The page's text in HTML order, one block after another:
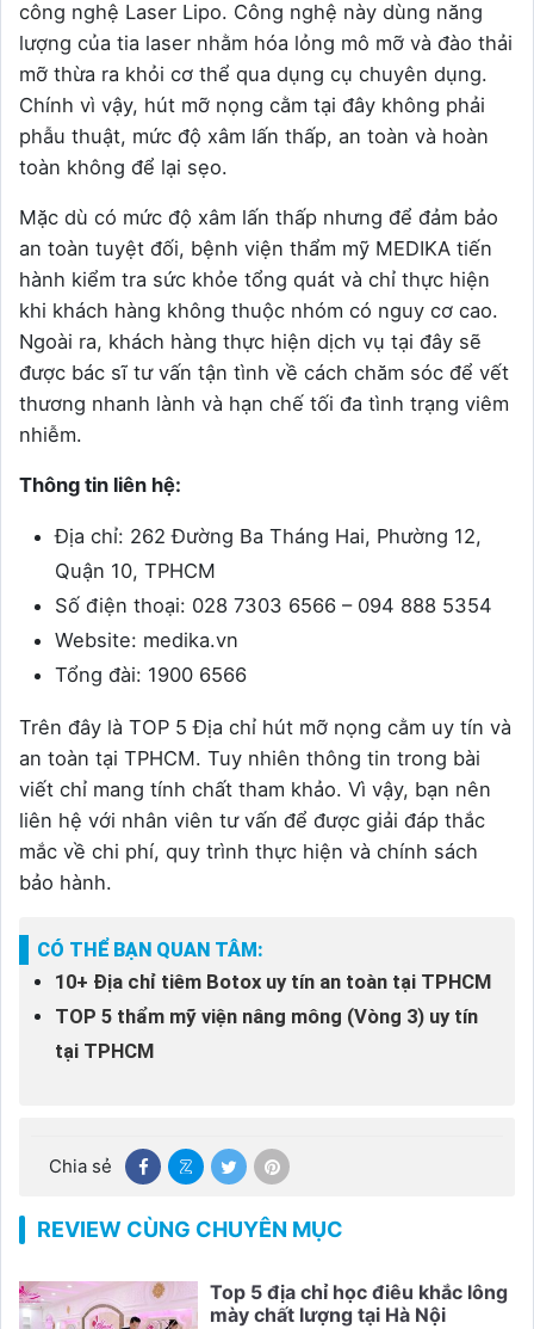
công nghệ Laser Lipo. Công nghệ này dùng năng
lượng của tia laser nhằm hóa lỏng mô mỡ và đào thải
mỡ thừa ra khỏi cơ thể qua dụng cụ chuyên dụng.
Chính vì vậy, hút mỡ nọng cằm tại đây không phải
phẫu thuật, mức độ xâm lấn thấp, an toàn và hoàn
toàn không để lại sẹo.
Mặc dù có mức độ xâm lấn thấp nhưng để đảm bảo
an toàn tuyệt đối, bệnh viện thẩm mỹ MEDIKA tiến
hành kiểm tra sức khỏe tổng quát và chỉ thực hiện
khi khách hàng không thuộc nhóm có nguy cơ cao.
Ngoài ra, khách hàng thực hiện dịch vụ tại đây sẽ
được bác sĩ tư vấn tận tình về cách chăm sóc để vết
thương nhanh lành và hạn chế tối đa tình trạng viêm
nhiễm.
Thông tin liên hệ:
Địa chỉ: 262 Đường Ba Tháng Hai, Phường 12,
Quận 10, TPHCM
Số điện thoại: 028 7303 6566 – 094 888 5354
Website: medika.vn
Tổng đài: 1900 6566
Trên đây là TOP 5 Địa chỉ hút mỡ nọng cằm uy tín và
an toàn tại TPHCM. Tuy nhiên thông tin trong bài
viết chỉ mang tính chất tham khảo. Vì vậy, bạn nên
liên hệ với nhân viên tư vấn để được giải đáp thắc
mắc về chi phí, quy trình thực hiện và chính sách
bảo hành.
CÓ THỂ BẠN QUAN TÂM:
10+ Địa chỉ tiêm Botox uy tín an toàn tại TPHCM
TOP 5 thẩm mỹ viện nâng mông (Vòng 3) uy tín
tại TPHCM
Chia sẻ
REVIEW CÙNG CHUYÊN MỤC
Top 5 địa chỉ học điêu khắc lông
mày chất lượng tại Hà Nội